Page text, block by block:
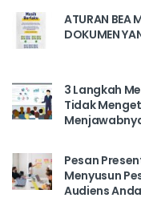
ATURAN BEA
DOKUMEN
3 Langkah
Tidak
Pesan
Menyusun
Audiens Anda